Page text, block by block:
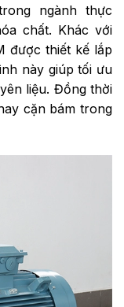
ngành thực
chất. Khác với
được thiết kế lắp
này giúp tối ưu
liệu. Đồng thời
cặn bám trong